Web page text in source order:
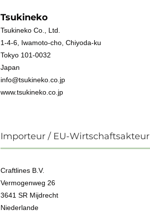
Tsukineko
Tsukineko Co., Ltd.
1-4-6, Iwamoto-cho, Chiyoda-ku
Tokyo 101-0032
Japan
info@tsukineko.co.jp
www.tsukineko.co.jp
Importeur / EU-Wirtschaftsakteur
Craftlines B.V.
Vermogenweg 26
3641 SR Mijdrecht
Niederlande